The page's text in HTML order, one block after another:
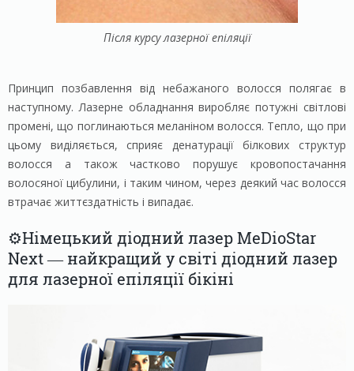
Після курсу лазерної епіляції
Принцип позбавлення від небажаного волосся полягає в
наступному. Лазерне обладнання виробляє потужні світлові
промені, що поглинаються меланіном волосся. Тепло, що при
цьому виділяється, сприяє денатурації білкових структур
волосся а також частково порушує кровопостачання
волосяної цибулини, і таким чином, через деякий час волосся
втрачає життєздатність і випадає.
⚙️Німецький діодний лазер MeDioStar
Next — найкращий у світі діодний лазер
для лазерної епіляції бікіні